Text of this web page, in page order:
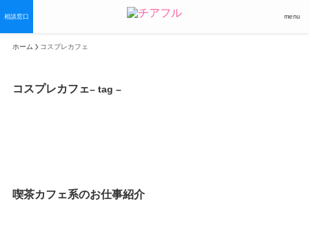
相談窓口 menu
ホーム コスプレカフェ
コスプレカフェ– tag –
喫茶カフェ系のお仕事紹介